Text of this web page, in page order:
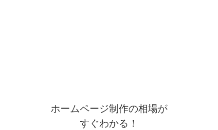
ホームページ制作の相場が
すぐわかる！